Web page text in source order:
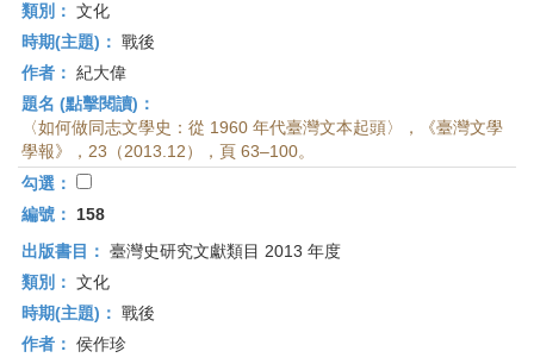
類別： 文化
時期(主題)： 戰後
作者： 紀大偉
題名 (點擊閱讀)：
〈如何做同志文學史：從 1960 年代臺灣文本起頭〉，《臺灣文學
學報》，23（2013.12），頁 63–100。
勾選：
編號：
158
出版書目： 臺灣史研究文獻類目 2013 年度
類別： 文化
時期(主題)： 戰後
作者： 侯作珍